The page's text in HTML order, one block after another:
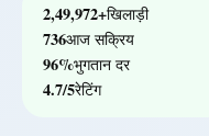
2,49,972+खिलाड़ी
736आज सक्रिय
96%भुगतान दर
4.7/5रेटिंग